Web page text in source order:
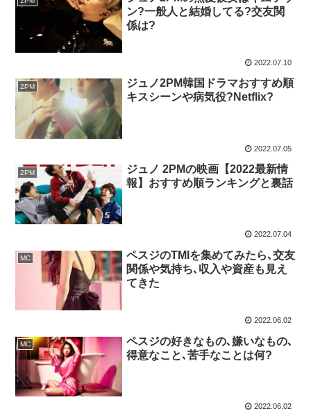
ン?一般人と結婚してる?交友関
係は?
2022.07.10
2PM
ジュノ2PM韓国ドラマおすすめ順
キスシーンや病気役?Netflix?
2022.07.05
2PM
ジュノ 2PMの映画【2022最新情
報】おすすめ順ランキングと裏話
2022.07.04
MC
ペスジのTMIを集めてみたら､交友
関係や気持ち､収入や資産も見え
てきた
2022.06.02
MC
ペスジの好きなもの､嫌いなもの､
得意なこと､苦手なことは何?
2022.06.02